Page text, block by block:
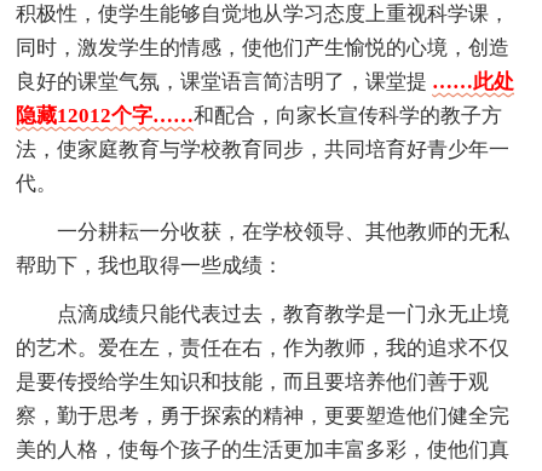
积极性，使学生能够自觉地从学习态度上重视科学课，
同时，激发学生的情感，使他们产生愉悦的心境，创造
良好的课堂气氛，课堂语言简洁明了，课堂提 ……此处
隐藏12012个字……和配合，向家长宣传科学的教子方
法，使家庭教育与学校教育同步，共同培育好青少年一
代。
一分耕耘一分收获，在学校领导、其他教师的无私
帮助下，我也取得一些成绩：
点滴成绩只能代表过去，教育教学是一门永无止境
的艺术。爱在左，责任在右，作为教师，我的追求不仅
是要传授给学生知识和技能，而且要培养他们善于观
察，勤于思考，勇于探索的精神，更要塑造他们健全完
美的人格，使每个孩子的生活更加丰富多彩，使他们真